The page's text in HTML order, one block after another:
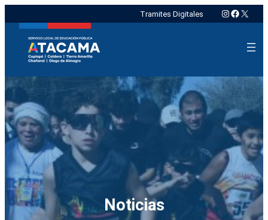
Tramites Digitales Instagram
X
Noticias